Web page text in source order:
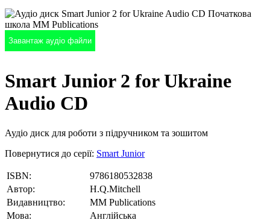
Завантаж аудіо файли
Smart Junior 2 for Ukraine
Audio CD
Аудіо диск для роботи з підручником та зошитом
Повернутися до серії: Smart Junior
ISBN:
9786180532838
Автор:
H.Q.Mitchell
Видавництво:
MM Publications
Мова:
Англійська